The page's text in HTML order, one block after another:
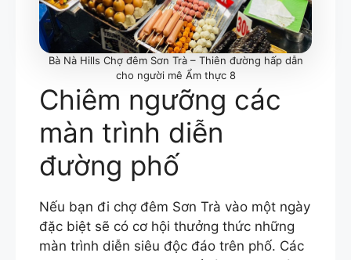
Bà Nà Hills Chợ đêm Sơn Trà – Thiên đường hấp dẫn
cho người mê Ẩm thực 8
Chiêm ngưỡng các
màn trình diễn
đường phố
Nếu bạn đi chợ đêm Sơn Trà vào một ngày
đặc biệt sẽ có cơ hội thưởng thức những
màn trình diễn siêu độc đáo trên phố. Các